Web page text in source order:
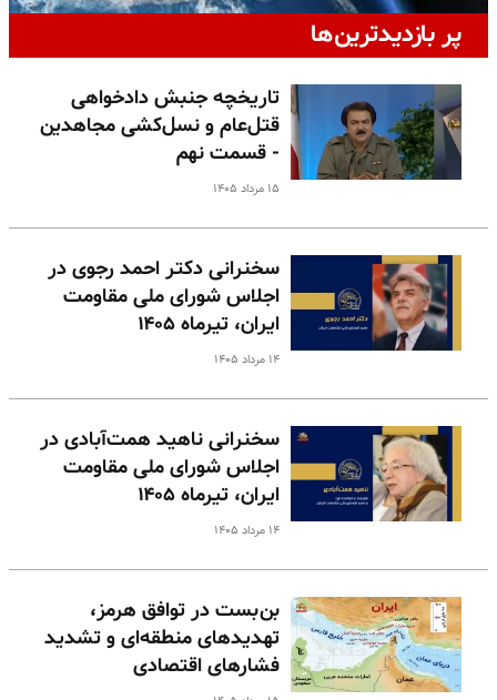
پر بازدیدترین‌ها
تاریخچه جنبش دادخواهی
قتل‌عام و نسل‌کشی مجاهدین
- قسمت نهم
۱۵ مرداد ۱۴۰۵
سخنرانی دکتر احمد رجوی در
اجلاس شورای ملی مقاومت
ایران، تیرماه ۱۴۰۵
۱۴ مرداد ۱۴۰۵
سخنرانی ناهید همت‌آبادی در
اجلاس شورای ملی مقاومت
ایران، تیرماه ۱۴۰۵
۱۴ مرداد ۱۴۰۵
بن‌بست در توافق هرمز،
تهدیدهای منطقه‌ای و تشدید
فشارهای اقتصادی